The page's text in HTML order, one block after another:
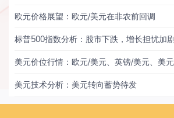
欧元价格展望：欧元/美元在非农前回调
标普500指数分析：股市下跌，增长担忧加剧
美元技术分析：美元转向蓄势待发